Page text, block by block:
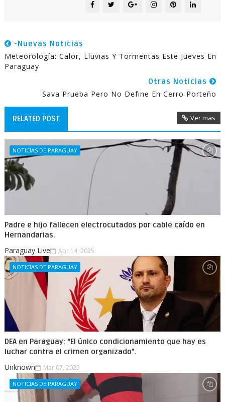
-Nuevas Noticias
Meteorología: Calor, Lluvias Y Tormentas Este Jueves En
Paraguay
Otras Noticias
Sava Prueba Pero No Define En Cerro Porteño
RELATED POST Ver mas
NOTICIAS DE PARAGUAY
Padre e hijo fallecen electrocutados por cable caído en
Hernandarias.
Paraguay Live Apr 14, 2025
NOTICIAS DE PARAGUAY
DEA en Paraguay: “El único condicionamiento que hay es
luchar contra el crimen organizado”.
Unknown Mar 07, 2025
NOTICIAS DE PARAGUAY